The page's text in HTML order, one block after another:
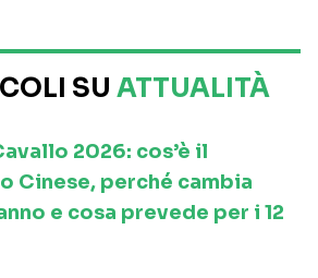
SU ATTUALITÀ
2026: cos’è il
Cinese, perché cambia
e cosa prevede per i 12